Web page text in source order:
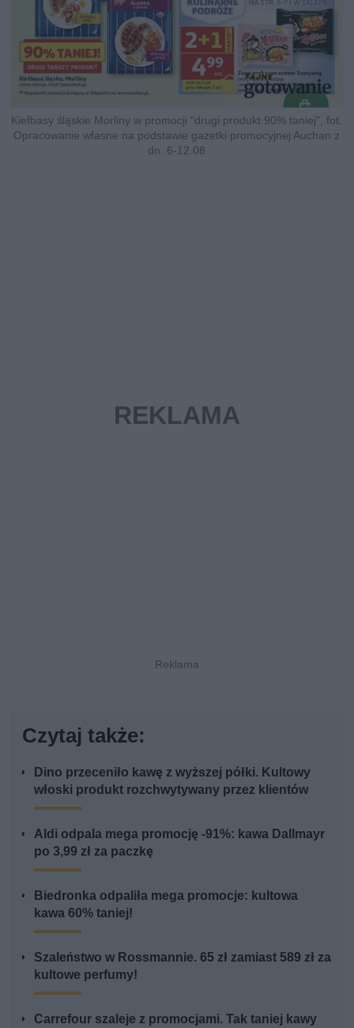
Kiełbasy śląskie Morliny w promocji "drugi produkt 90% taniej", fot.
Opracowanie własne na podstawie gazetki promocyjnej Auchan z
dn. 6-12.08
Czytaj także:
Dino przeceniło kawę z wyższej półki. Kultowy
włoski produkt rozchwytywany przez klientów
Aldi odpala mega promocję -91%: kawa Dallmayr
po 3,99 zł za paczkę
Biedronka odpaliła mega promocje: kultowa
kawa 60% taniej!
Szaleństwo w Rossmannie. 65 zł zamiast 589 zł za
kultowe perfumy!
Carrefour szaleje z promocjami. Tak taniej kawy